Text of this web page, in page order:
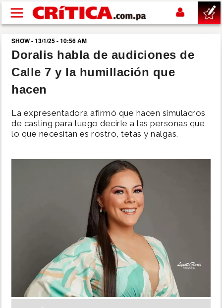
Pasar al contenido principal
buscar
SUCESOS
POLÍTICA
MULTIMEDIA
IMPRESO
SHOW - 13/1/25 - 10:56 AM
Doralis habla de audiciones de
Calle 7 y la humillación que
hacen
La expresentadora afirmó que hacen simulacros
de casting para luego decirle a las personas que
lo que necesitan es rostro, tetas y nalgas.